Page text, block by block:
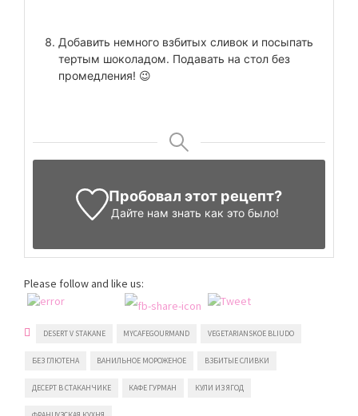
Добавить немного взбитых сливок и посыпать
тертым шоколадом. Подавать на стол без
промедления! 😉
Пробовал этот рецепт?
Дайте нам знать как это было!
Please follow and like us:
DESERT V STAKANE MYCAFEGOURMAND VEGETARIANSKOE BLIUDO
БЕЗ ГЛЮТЕНА ВАНИЛЬНОЕ МОРОЖЕНОЕ ВЗБИТЫЕ СЛИВКИ
ДЕСЕРТ В СТАКАНЧИКЕ КАФЕ ГУРМАН КУЛИ ИЗ ЯГОД